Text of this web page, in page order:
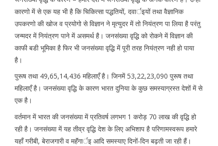
कारणो में से एक यह भी है कि चिकित्सा पद्धतियों, दवार्इयों तथा वैज्ञानिक
उपकरणो की खोज व प्रयोगो से विज्ञान ने मृत्युदर में तो नियंत्रण पा लिया है परंतु
जन्मदर में नियंत्रण पाने में असमर्थ है। जनसंख्या वृद्धि को रोकने में विज्ञान की
काफी बडी भूमिका है फिर भी जनसंख्या वृद्धि में पूरी तरह नियंत्रण नही हो पाया
है।
पुरूष तथा 49,65,14,436 महिलाएँ है। जिनमें 53,22,23,090 पुरूष तथा
महिलाएँ है। जनसंख्या वृद्धि के कारण भारत दुनिया के कुछ समस्याग्रस्त देशों में से
एक है।
वर्तमान में भारत की जनसंख्या में प्रतिवर्ष लगभग 1 करोड़ 70 लाख की वृद्धि हो
रही है। जनसंख्या में यह तीव्र वृद्धि देश के लिए अभिशाप है परिणामस्वरूप हमारे
यहॉं गरीबी, बेराजगारी व महॅंगार्इ आदि समस्याए दिनों-दिन बढ़ती जा रही हैं।